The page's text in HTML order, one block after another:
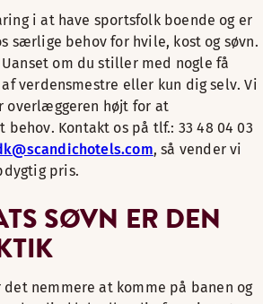
i at have sportsfolk boende og er
særlige behov for hvile, kost og søvn.
om du stiller med nogle få
verdensmestre eller kun dig selv. Vi
overlæggeren højt for at
Kontakt os på tlf.: 33 48 04 03
, så vender vi
pris.
SØVN ER DEN
det nemmere at komme på banen og